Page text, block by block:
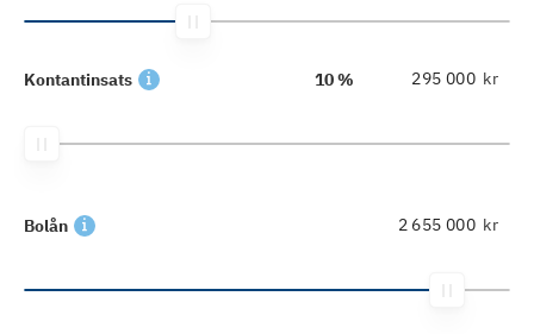
Kontantinsats 10 % kr
Bolån kr